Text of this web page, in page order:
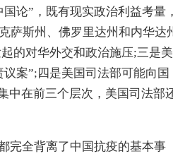
论”，既有现实政治利益考量，
萨斯州、佛罗里达州和内华达
的对华外交和政治施压;三是美
案”;四是美国司法部可能向国
中在前三个层次，美国司法部
全背离了中国抗疫的基本事